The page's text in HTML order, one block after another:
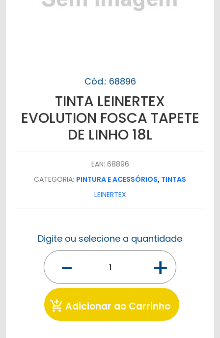
Cód.: 68896
TINTA LEINERTEX
EVOLUTION FOSCA TAPETE
DE LINHO 18L
EAN: 68896
CATEGORIA: PINTURA E ACESSÓRIOS, TINTAS
LEINERTEX
Digite ou selecione a quantidade
- +
add_shopping_cart Adicionar ao Carrinho